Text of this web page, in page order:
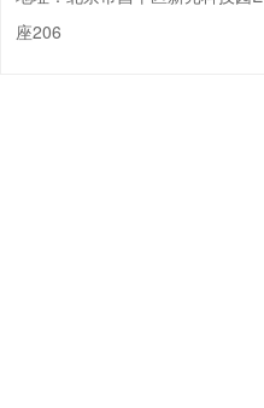
座206